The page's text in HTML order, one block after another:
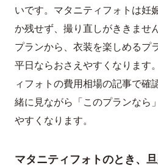
いです。マタニティフォトは妊
か残せず、撮り直しがききませ
プランから、衣装を楽しめるプ
平日ならおさえやすくなります
ィフォトの費用相場の記事で確
緒に見ながら「このプランなら
やすくなります。
マタニティフォトのとき、